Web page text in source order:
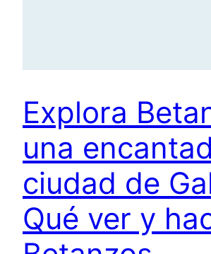
Explora
una
ciudad de
Qué ver y